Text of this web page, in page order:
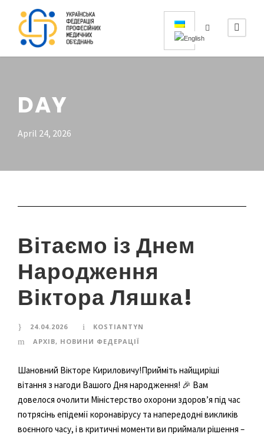
DAY
April 24, 2026
Вітаємо із Днем
Народження
Віктора Ляшка!
24.04.2026
KOSTIANTYN
AРХІВ, НОВИНИ ФЕДЕРАЦІЇ
Шановний Вікторе Кириловичу!Прийміть найщиріші
вітання з нагоди Вашого Дня народження! 🎉 Вам
довелося очолити Міністерство охорони здоров’я під час
потрясінь епідемії коронавірусу та напередодні викликів
воєнного часу, і в критичні моменти ви приймали рішення –